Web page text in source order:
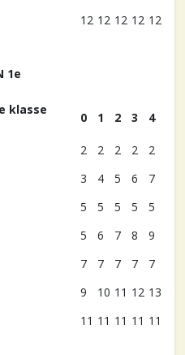
12 12 12 12 12
1e
klasse
0 1 2 3 4
2 2 2 2
2
3 4 5 6
7
5 5 5 5
5
5 6 7 8
9
7 7 7 7
7
9 10 11 12 13
11 11 11 11 11